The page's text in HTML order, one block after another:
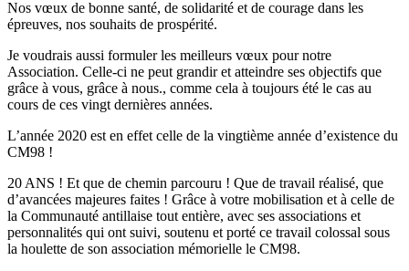
Nos vœux de bonne santé, de solidarité et de courage dans les
épreuves, nos souhaits de prospérité.
Je voudrais aussi formuler les meilleurs vœux pour notre
Association. Celle-ci ne peut grandir et atteindre ses objectifs que
grâce à vous, grâce à nous., comme cela à toujours été le cas au
cours de ces vingt dernières années.
L’année 2020 est en effet celle de la vingtième année d’existence du
CM98 !
20 ANS ! Et que de chemin parcouru ! Que de travail réalisé, que
d’avancées majeures faites ! Grâce à votre mobilisation et à celle de
la Communauté antillaise tout entière, avec ses associations et
personnalités qui ont suivi, soutenu et porté ce travail colossal sous
la houlette de son association mémorielle le CM98.